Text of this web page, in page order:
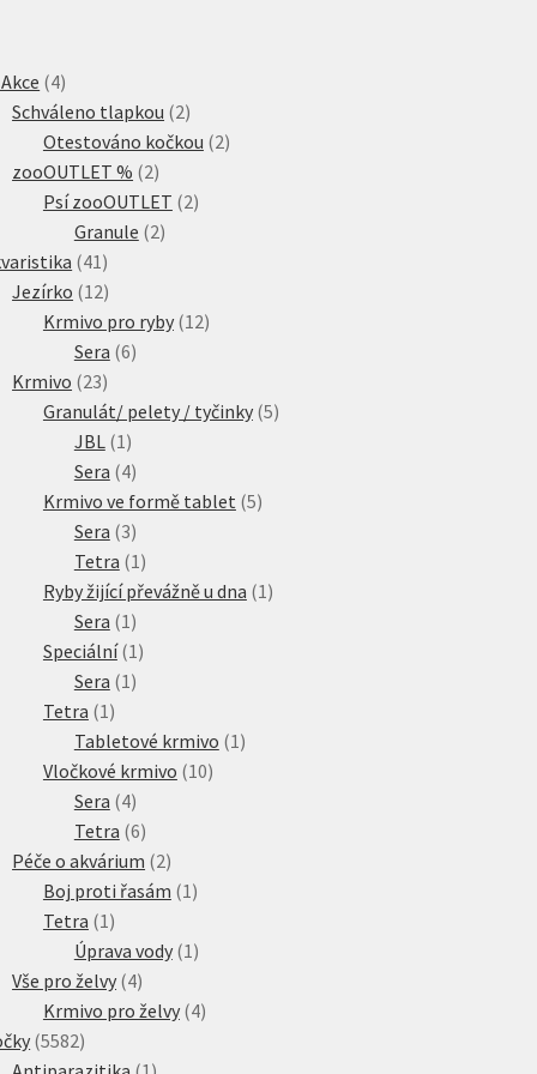
44
produkty
Schváleno tlapkou 22
produkty
Otestováno kočkou 22
zooOUTLET % 22
produkty
Psí zooOUTLET 22
Granule 22
4141
produktů
Jezírko 1212
produktů
Krmivo pro ryby 1212
Sera 66
Krmivo 2323
produktů
Granulát/ pelety / tyčinky 55
JBL 11
produkt
Sera 44
produkty
Krmivo ve formě tablet 55
Sera 33
produkty
Tetra 11
produkt
Ryby žijící převážně u dna 11
Sera 11
produkt
Speciální 11
Sera 11
Tetra 11
produkt
Tabletové krmivo 11
Vločkové krmivo 1010
Sera 44
produkty
Tetra 66
produktů
Péče o akvárium 22
produkty
Boj proti řasám 11
Tetra 11
produkt
Úprava vody 11
Vše pro želvy 44
produkty
Krmivo pro želvy 44
55825582